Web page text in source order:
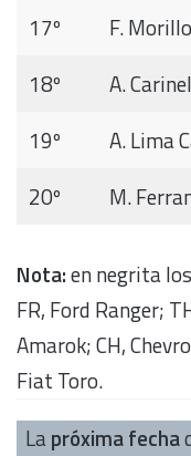
17º
F. Morillo
18º
A.
19º
A. Lima
20º
M.
Nota:en negrita
FR, Ford Ranger;
Amarok; CH,
Fiat Toro.
Lapróxima fecha